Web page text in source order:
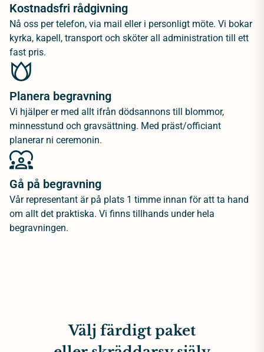
Kostnadsfri rådgivning
Nå oss per telefon, via mail eller i personligt möte. Vi bokar
kyrka, kapell, transport och sköter all administration till ett
fast pris.
Planera begravning
Vi hjälper er med allt ifrån dödsannons till blommor,
minnesstund och gravsättning. Med präst/officiant
planerar ni ceremonin.
Gå på begravning
Vår representant är på plats 1 timme innan för att ta hand
om allt det praktiska. Vi finns tillhands under hela
begravningen.
Välj färdigt paket